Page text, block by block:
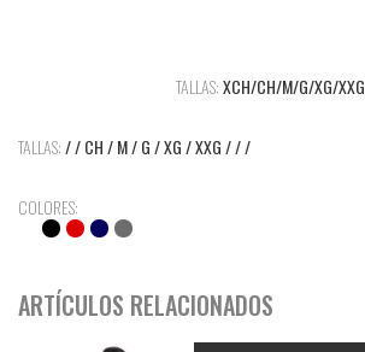
TALLAS:XCH/CH/M/G/XG/XXG
TALLAS:/ / CH / M / G / XG / XXG / / /
COLORES:
ARTÍCULOS RELACIONADOS